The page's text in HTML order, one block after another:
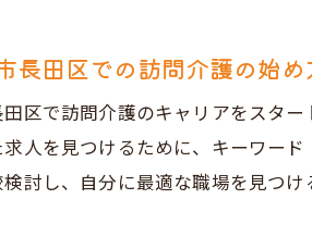
神戸
地域
訪
長田区での訪問介護の始め
区で訪問介護のキャリアをスタ
人を見つけるために、キーワー
討し、自分に最適な職場を見つ